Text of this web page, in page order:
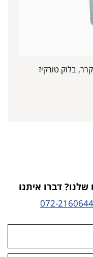
דברו איתנו
072-2160644